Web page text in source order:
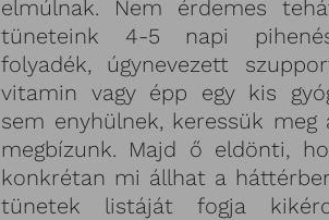
elmúlnak. Nem érdemes
tüneteink 4-5 napi
folyadék, úgynevezett
vitamin vagy épp egy kis
sem enyhülnek, keressük
megbízunk. Majd ő eldönti,
konkrétan mi állhat a
tünetek listáját fogja